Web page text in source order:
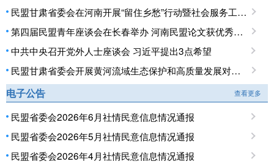
民盟甘肃省委会在河南开展“留住乡愁”行动暨社会服务工作调研
第四届民盟青年座谈会在长春举办 河南民盟论文获优秀论文奖
中共中央召开党外人士座谈会 习近平提出3点希望
民盟甘肃省委会开展黄河流域生态保护和高质量发展对口开封专项民主监督调研
电子公告 查看更多
民盟省委会2026年6月社情民意信息情况通报
民盟省委会2026年5月社情民意信息情况通报
民盟省委会2026年4月社情民意信息情况通报